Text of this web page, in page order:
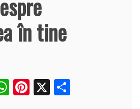
în tine
W Pi X